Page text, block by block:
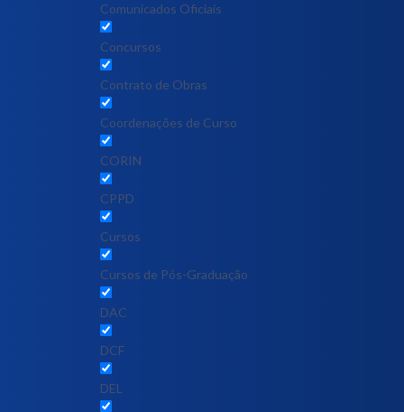
Comunicados Oficiais
Concursos
Contrato de Obras
Coordenações de Curso
CORIN
CPPD
Cursos
Cursos de Pós-Graduação
DAC
DCF
DEL